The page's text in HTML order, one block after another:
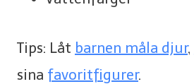
Tips: Låt barnen måla djur,
sina favoritfigurer.